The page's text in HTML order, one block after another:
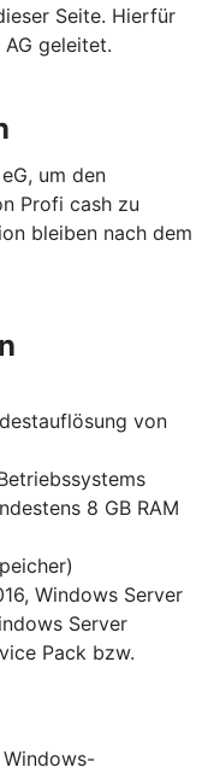
Seite. Hierfür
geleitet.
um den
Profi cash zu
bleiben nach dem
von
8 GB RAM
Windows Server
Server
Pack bzw.